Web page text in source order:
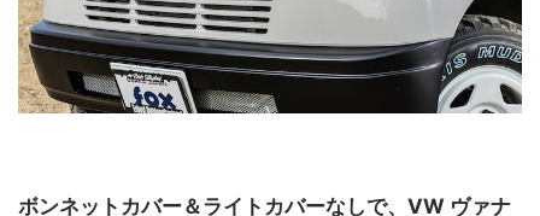
ボンネットカバー＆ライトカバーなしで、VW ヴァナ